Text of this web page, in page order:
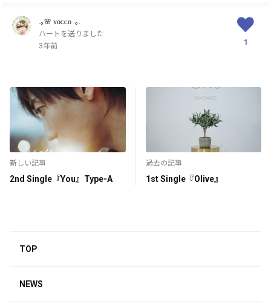
.｡🌸 ʏᴏᴄᴄᴏ ‪ ｡.
ハートを送りました
3年前
1
新しい記事
2nd Single『You』Type-A
過去の記事
1st Single『Olive』
TOP
NEWS